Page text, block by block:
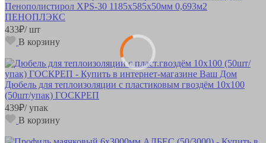
Пенополистирол XPS-30 1185х585х50мм 0,693м2
ПЕНОПЛЭКС
433₽/ шт
В корзину
Дюбель для теплоизоляции с пластиковым гвоздём 10х100
(50шт/упак) ГОСКРЕП
439₽/ упак
В корзину